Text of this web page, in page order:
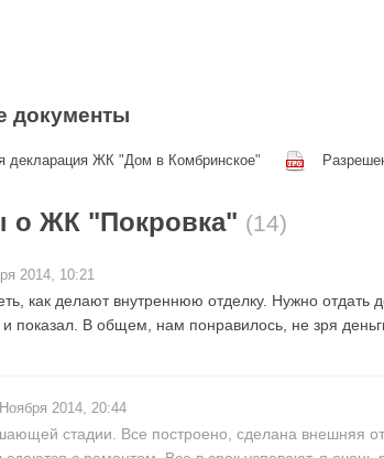
документы
декларация ЖК "Дом в Комбринское"
о ЖК "Покровка" (14)
2014, 10:21
как делают внутреннюю отделку. Нужно отдать
и показал. В общем, нам понравилось, не зря
2014, 20:44
стадии. Все построено, сделана внешняя